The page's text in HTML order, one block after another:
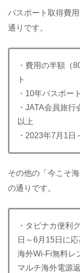
パスポート取得費
通りです。
・費用の半額（
ト
・10年パスポー
・JATA会員旅
以上
・2023年7月1日
その他の「今こそ
の通りです。
・タビナカ便利
日～6月15日に
海外Wi-Fi無料レ
マルチ海外電源